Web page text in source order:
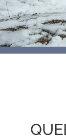
RECURSOS
NOTICIAS